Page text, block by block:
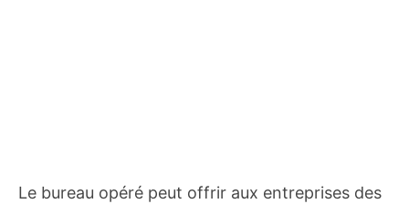
Le bureau opéré peut offrir aux entreprises des